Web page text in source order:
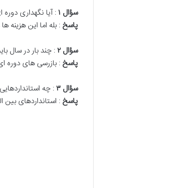
سؤال ۱: آیا نگهداری
پاسخ : بله اما این هزینه
سؤال۲: چند بار در سال
پاسخ: بازرسی های دوره ای معمولاً هر ۶ ماه یکبار توصیه می شود اما
سؤال۳: چه
پاسخ: استانداردهای بین